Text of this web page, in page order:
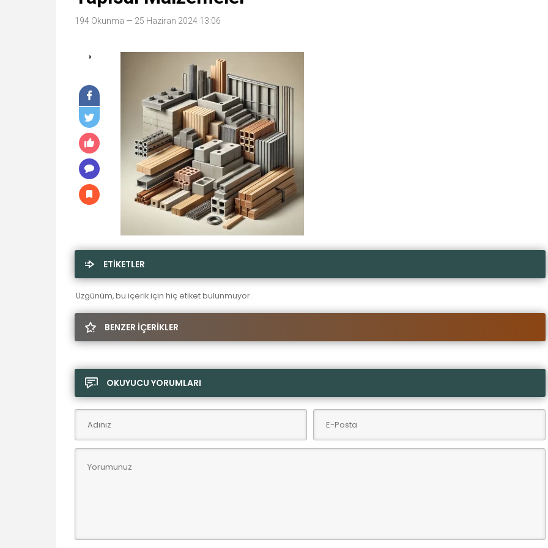
194 Okunma — 25 Haziran 2024 13:06
ETİKETLER
Üzgünüm, bu içerik için hiç etiket bulunmuyor.
BENZER İÇERİKLER
OKUYUCU YORUMLARI